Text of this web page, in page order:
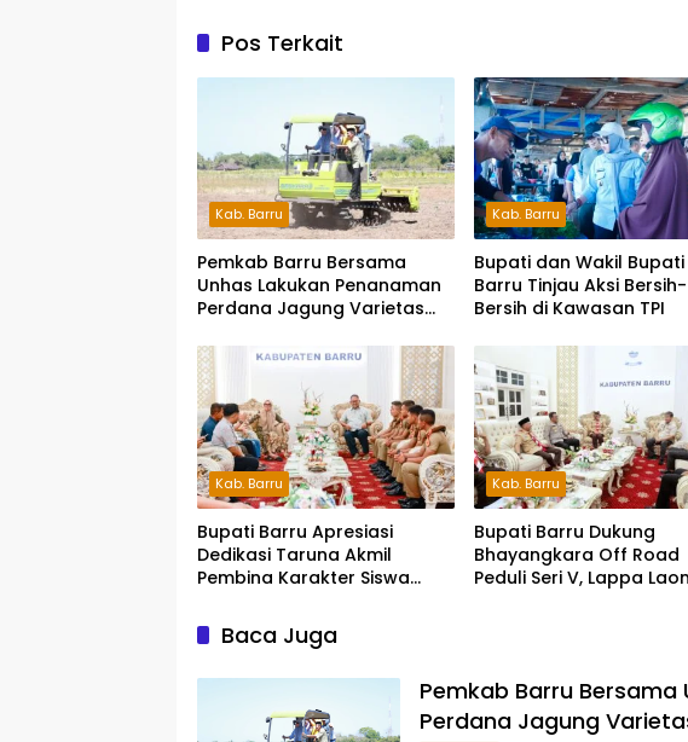
Pos Terkait
Kab. Barru
Pemkab Barru Bersama
Unhas Lakukan Penanaman
Perdana Jagung Varietas
Kab. Barru
Bupati dan Wakil Bupati
Barru Tinjau Aksi Bersih-
Bersih di Kawasan TPI
Kab. Barru
Bupati Barru Apresiasi
Dedikasi Taruna Akmil
Pembina Karakter Siswa
Kab. Barru
Bupati Barru Dukung
Bhayangkara Off Road
Peduli Seri V, Lappa
Baca Juga
Pemkab Barru Bersama
Perdana Jagung